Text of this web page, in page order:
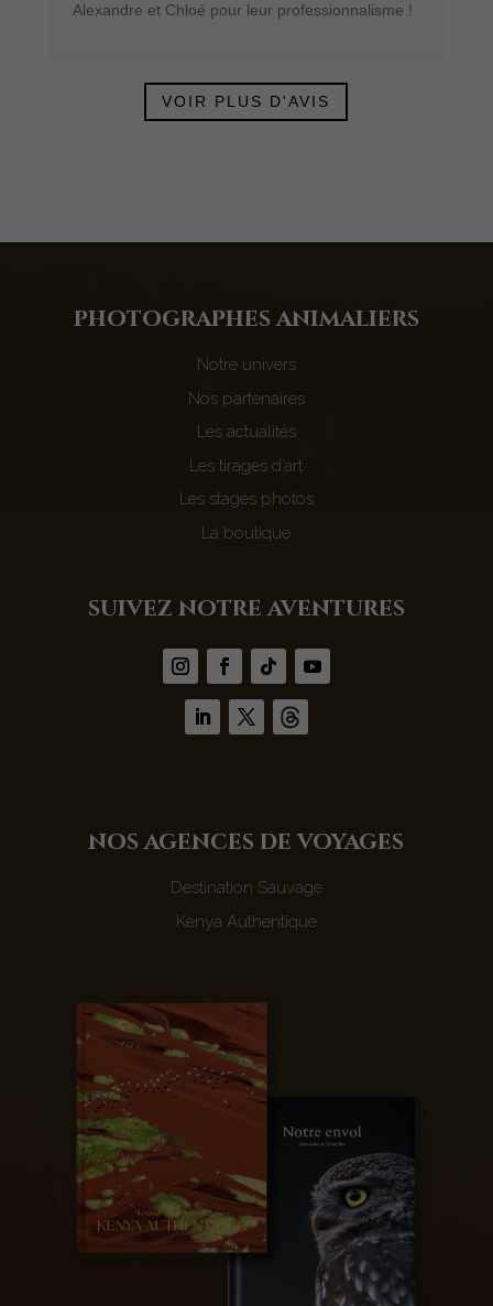
Alexandre et Chloé pour leur professionnalisme !
VOIR PLUS D'AVIS
photographes animaliers
Notre univers
Nos partenaires
Les actualités
Les tirages d’art
Les stages photos
La boutique
suivez notre aventures
nos agences de voyages
Destination Sauvage
Kenya Authentique